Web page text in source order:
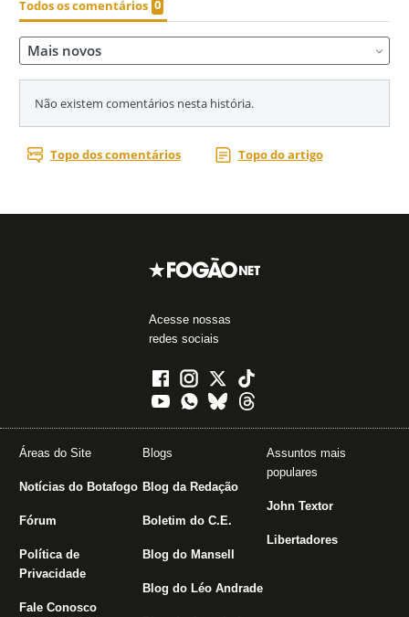
Acesse nossas
redes sociais
Áreas do Site
Notícias do Botafogo
Fórum
Política de
Privacidade
Fale Conosco
Blogs
Blog da Redação
Boletim do C.E.
Blog do Mansell
Blog do Léo Andrade
Assuntos mais
populares
John Textor
Libertadores